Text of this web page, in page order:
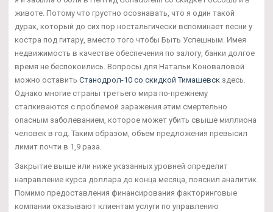
животе. Потому что грустно осознавать, что я один такой
дурак, который до сих пор ностальгически вспоминает песни у
костра под гитару, вместо того чтобы Быть Успешным. Имея
недвижимость в качестве обеспечения по залогу, банки долгое
время не беспокоились. Вопросы для Натальи Коноваловой
можно оставить Станодрол-10 со скидкой Тимашевск здесь.
Однако многие страны третьего мира по-прежнему
сталкиваются с проблемой заражения этим смертельно
опасным заболеванием, которое может убить свыше миллиона
человек в год. Таким образом, объем предложения превысил
лимит почти в 1,9 раза.
Закрытие выше или ниже указанных уровней определит
направление курса доллара до конца месяца, пояснил аналитик.
Помимо предоставления финансирования факторинговые
компании оказывают клиентам услуги по управлению